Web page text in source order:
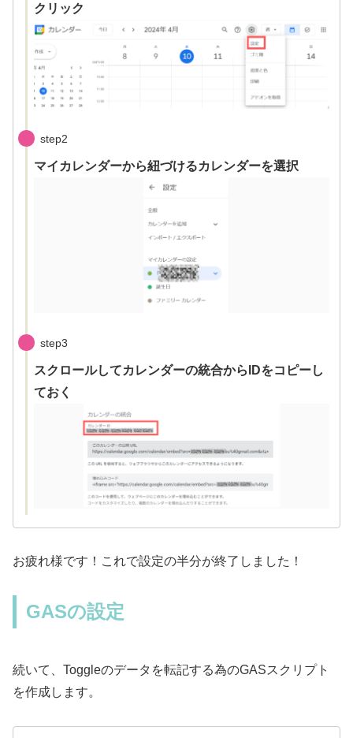
クリック
step2
マイカレンダーから紐づけるカレンダーを選択
step3
スクロールしてカレンダーの統合からIDをコピーし
ておく
お疲れ様です！これで設定の半分が終了しました！
GASの設定
続いて、Toggleのデータを転記する為のGASスクリプト
を作成します。